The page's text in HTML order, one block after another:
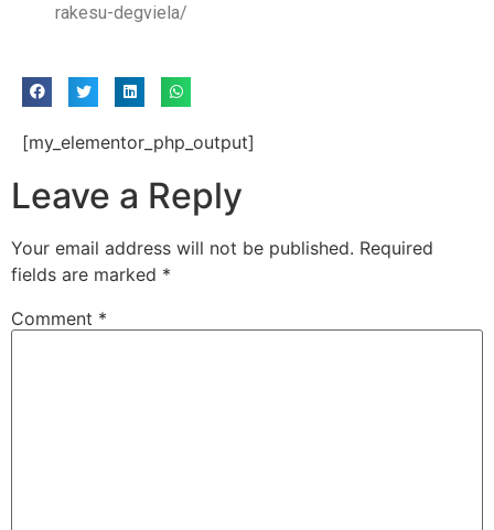
rakesu-degviela/
[my_elementor_php_output]
Leave a Reply
Your email address will not be published. Required
fields are marked *
Comment *